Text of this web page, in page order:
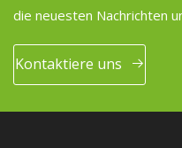
die neuesten Nachrichten
Kontaktiere uns